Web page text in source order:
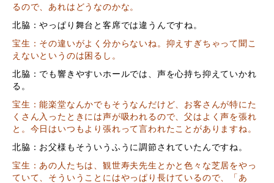
るので、あれはどうなのかな。
北脇：やっぱり舞台と客席では違うんですね。
宝生：その違いがよく分からないね。抑えすぎちゃって聞こ
えないというのは困るし。
北脇：でも響きやすいホールでは、声を心持ち抑えていかれ
る。
宝生：能楽堂なんかでもそうなんだけど、お客さんが特にた
くさん入ったときには声が吸われるので、父はよく声を張れ
と。今日はいつもより張れって言われたことがありますね。
北脇：お父様もそういうふうに調節されていたんですね。
宝生：あの人たちは、観世寿夫先生とかと色々な芝居をやっ
ていて、そういうことにはやっぱり長けているので、「あ